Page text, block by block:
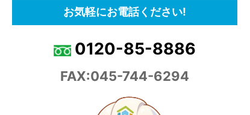
お気軽にお電話ください!
0120-85-8886
FAX:045-744-6294